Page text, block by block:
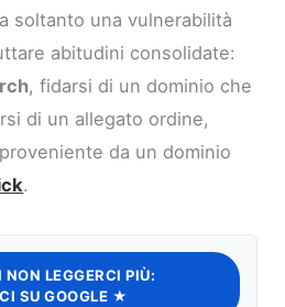
soltanto una vulnerabilità
abitudini consolidate:
, fidarsi di un dominio che
di un allegato ordine,
da un dominio
.
NON LEGGERCI PIÙ:
SU GOOGLE ★